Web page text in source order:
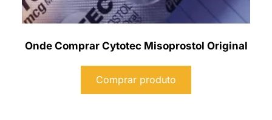
Onde Comprar Cytotec Misoprostol Original
Comprar produto